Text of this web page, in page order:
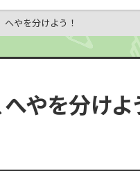
へやを分けよう！
やを分けよ